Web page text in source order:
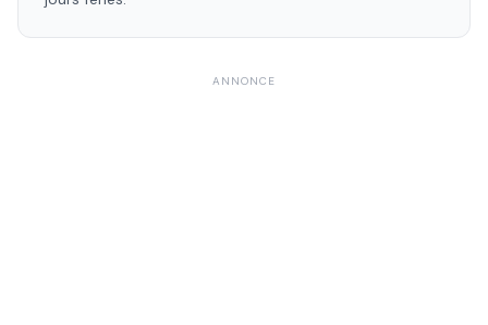
ANNONCE